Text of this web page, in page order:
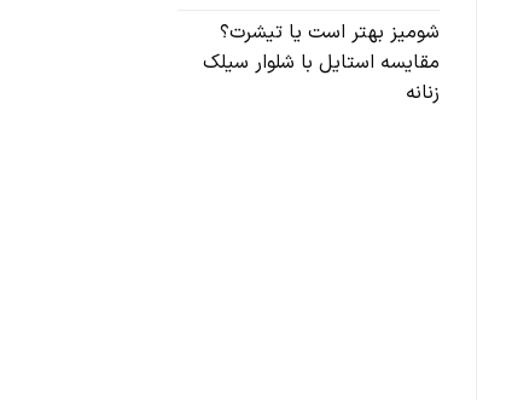
شومیز بهتر است یا تیشرت؟
مقایسه استایل با شلوار سیلک
زنانه